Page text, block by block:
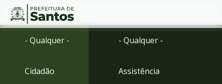
Ir
Conteúdo
- Qualquer -
Cidadão
- Qualquer -
Assistência